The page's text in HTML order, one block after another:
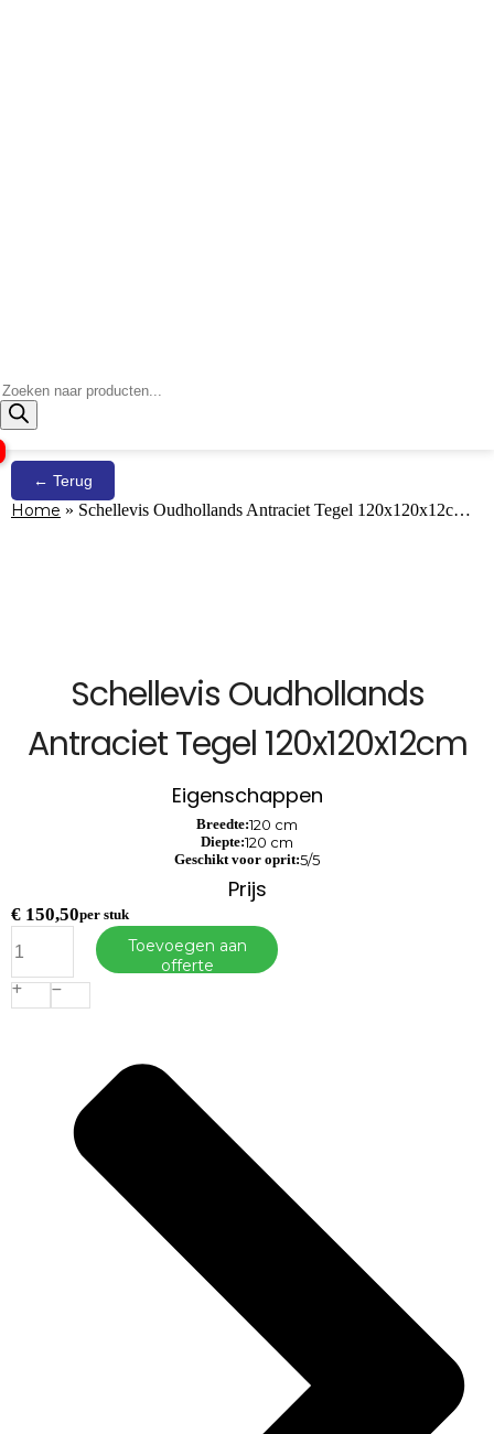
Producten
zoeken
← Terug
Home » Schellevis Oudhollands Antraciet Tegel 120x120x12c…
Schellevis Oudhollands
Antraciet Tegel 120x120x12cm
Eigenschappen
Breedte:120 cm
Diepte:120 cm
Geschikt voor oprit:5/5
Prijs
€ 150,50per stuk
Oudhollands
Antraciet
Tegel
120x120x12cm
Toevoegen aan
offerte